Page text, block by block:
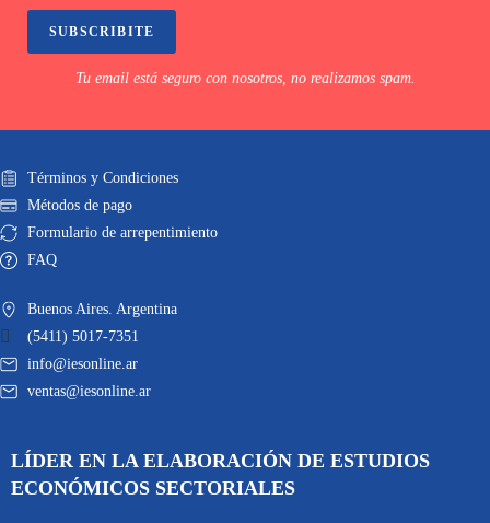
SUBSCRIBITE
Tu email está seguro con nosotros, no realizamos spam.
Términos y Condiciones
Métodos de pago
Formulario de arrepentimiento
FAQ
Buenos Aires. Argentina
(5411) 5017-7351
info@iesonline.ar
ventas@iesonline.ar
LÍDER EN LA ELABORACIÓN DE ESTUDIOS
ECONÓMICOS SECTORIALES